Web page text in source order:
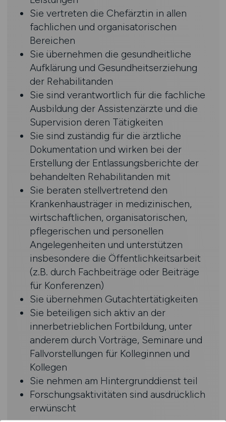
Sie vertreten die Chefärztin in allen
fachlichen und organisatorischen
Bereichen
Sie übernehmen die gesundheitliche
Aufklärung und Gesundheitserziehung
der Rehabilitanden
Sie sind verantwortlich für die fachliche
Ausbildung der Assistenzärzte und die
Supervision deren Tätigkeiten
Sie sind zuständig für die ärztliche
Dokumentation und wirken bei der
Erstellung der Entlassungsberichte der
behandelten Rehabilitanden mit
Sie beraten stellvertretend den
Krankenhausträger in medizinischen,
wirtschaftlichen, organisatorischen,
pflegerischen und personellen
Angelegenheiten und unterstützen
insbesondere die Öffentlichkeitsarbeit
(z.B. durch Fachbeiträge oder Beiträge
für Konferenzen)
Sie übernehmen Gutachtertätigkeiten
Sie beteiligen sich aktiv an der
innerbetrieblichen Fortbildung, unter
anderem durch Vorträge, Seminare und
Fallvorstellungen für Kolleginnen und
Kollegen
Sie nehmen am Hintergrunddienst teil
Forschungsaktivitäten sind ausdrücklich
erwünscht